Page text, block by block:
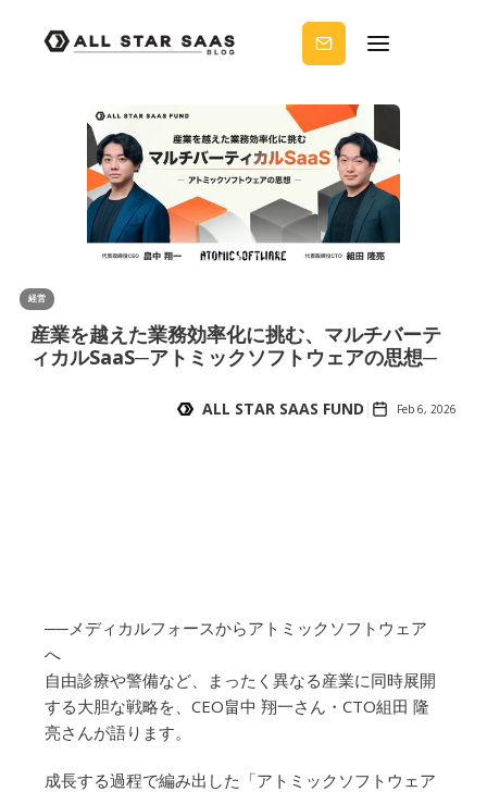
ノウ
ハウ
を受
りま
せん
か？
経営
産業を越えた業務効率化に挑む、マルチバーテ
ィカルSaaS─アトミックソフトウェアの思想─
ALL STAR SAAS FUND Feb 6, 2026
──メディカルフォースからアトミックソフトウェア
へ
自由診療や警備など、まったく異なる産業に同時展開
する大胆な戦略を、CEO畠中 翔一さん・CTO組田 隆
亮さんが語ります。
成長する過程で編み出した「アトミックソフトウェア